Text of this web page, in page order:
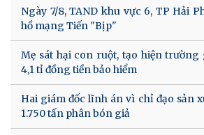
Ngày 7/8, TAND khu vực 6, TP Hải
hồ mạng Tiến "Bịp"
Mẹ sát hại con ruột, tạo hiện trường
4,1 tỉ đồng tiền bảo hiểm
Hai giám đốc lĩnh án vì chỉ đạo sản
1.750 tấn phân bón giả